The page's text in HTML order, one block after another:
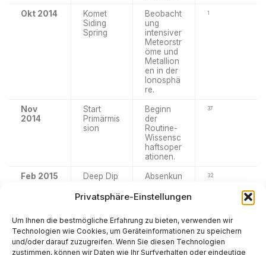
Privatsphäre-Einstellungen
Um Ihnen die bestmögliche Erfahrung zu bieten, verwenden wir
Technologien wie Cookies, um Geräteinformationen zu speichern
und/oder darauf zuzugreifen. Wenn Sie diesen Technologien
zustimmen, können wir Daten wie Ihr Surfverhalten oder eindeutige
Okt 2014
Komet
Siding
Spring
Beobacht
ung
intensiver
Meteorstr
öme und
Metallion
en in der
Ionosphä
re.
1
Nov
2014
Start
Primärmis
sion
Beginn
der
Routine-
Wissensc
haftsoper
ationen.
37
Feb 2015
Deep Dip
Absenkun
km zur
Untersuc
Homopau
se.
32
Nov
Ende
Alle
30